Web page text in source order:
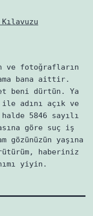
ve fotoğrafların
bana aittir.
beni dürtün. Ya
adını açık ve
5846 sayılı
göre suç iş
gözünüzün yaşına
haberiniz
yiyin.